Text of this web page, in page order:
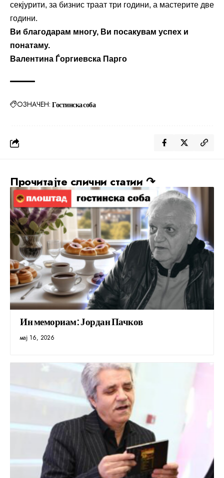
секјурити, за бизнис траат три години, а мастерите две
години.
Ви благодарам многу, Ви посакувам успех и
понатаму.
Валентина Ѓоргиевска Парго
ОЗНАЧЕН: Гостинска соба
Прочитајте слични статии ↷
Ин мемориам: Јордан Пачков
мај 16, 2026